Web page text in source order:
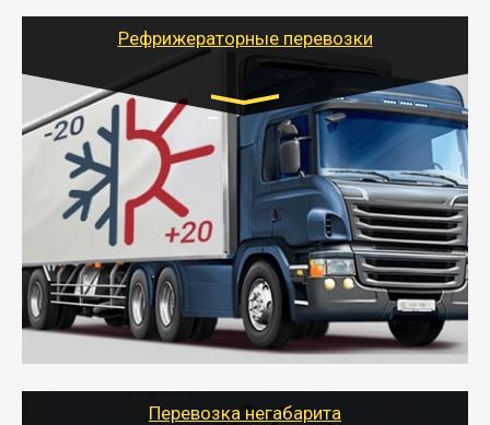
для погрузочно-разгрузочных работ при перевозке.
Рефрижераторные перевозки
Транспорт:
Газель (1,5 и 3 тонны), Бычок, Еврофура от 5 до
10 тонн
от 6000 руб.
- Рефрижераторные перевозки грузов с
соблюдением температурного режима, работающим
термописцем, санитарной обработкой кузова и мед.
книжкой у водителя.
- Тайгер Логистик поможет быстро перевезти
скоропортящиеся продукты в любой город России с
Перевозка негабарита